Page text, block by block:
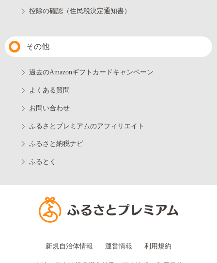
控除の確認（住民税決定通知書）
その他
過去のAmazonギフトカードキャンペーン
よくある質問
お問い合わせ
ふるさとプレミアムのアフィリエイト
ふるさと納税ナビ
ふるとく
新規自治体情報 運営情報 利用規約